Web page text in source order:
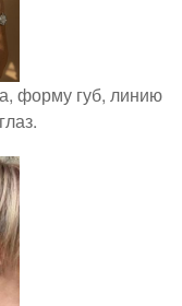
форму губ, линию